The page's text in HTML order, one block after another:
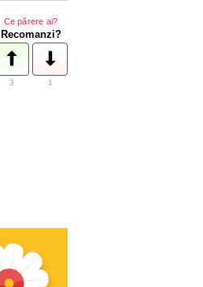
Ce părere ai?
Recomanzi?
3 1